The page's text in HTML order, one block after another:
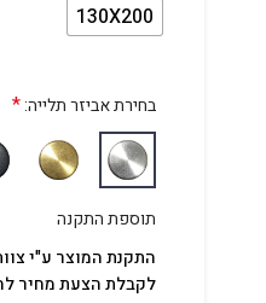
130X200
בחירת אביזר תלייה:*
תוספת התקנה
התקנת המוצר ע"י
לקבלת הצעת מחיר